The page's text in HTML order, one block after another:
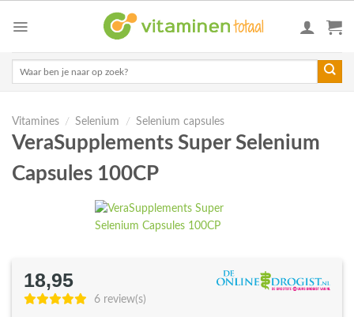
Vitamines / Selenium / Selenium capsules
VeraSupplements Super Selenium
Capsules 100CP
18,95
6 review(s)